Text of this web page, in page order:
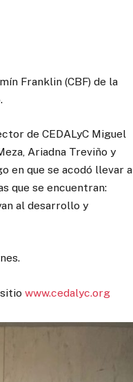
Franklin (CBF) de la
de CEDALyC Miguel
Ariadna Treviño y
en que se acodó llevar a
que se encuentran:
al desarrollo y
sitiowww.cedalyc.org